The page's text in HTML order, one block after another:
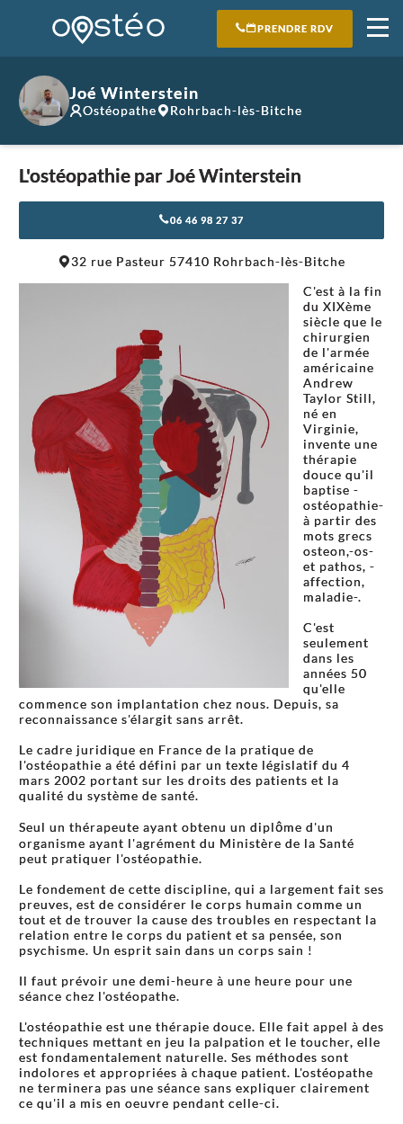
PRENDRE RDV
Joé Winterstein
Ostéopathe Rohrbach-lès-Bitche
L'ostéopathie par Joé Winterstein
06 46 98 27 37
32 rue Pasteur 57410 Rohrbach-lès-Bitche
C'est à la fin
du XIXème
siècle que le
chirurgien
de l'armée
américaine
Andrew
Taylor Still,
né en
Virginie,
invente une
thérapie
douce qu'il
baptise -
ostéopathie-
à partir des
mots grecs
osteon,-os-
et pathos, -
affection,
maladie-.
C'est
seulement
dans les
années 50
qu'elle
commence son implantation chez nous. Depuis, sa
reconnaissance s'élargit sans arrêt.
Le cadre juridique en France de la pratique de
l'ostéopathie a été défini par un texte législatif du 4
mars 2002 portant sur les droits des patients et la
qualité du système de santé.
Seul un thérapeute ayant obtenu un diplôme d'un
organisme ayant l'agrément du Ministère de la Santé
peut pratiquer l'ostéopathie.
Le fondement de cette discipline, qui a largement fait ses
preuves, est de considérer le corps humain comme un
tout et de trouver la cause des troubles en respectant la
relation entre le corps du patient et sa pensée, son
psychisme. Un esprit sain dans un corps sain !
Il faut prévoir une demi-heure à une heure pour une
séance chez l'ostéopathe.
L'ostéopathie est une thérapie douce. Elle fait appel à des
techniques mettant en jeu la palpation et le toucher, elle
est fondamentalement naturelle. Ses méthodes sont
indolores et appropriées à chaque patient. L'ostéopathe
ne terminera pas une séance sans expliquer clairement
ce qu'il a mis en oeuvre pendant celle-ci.